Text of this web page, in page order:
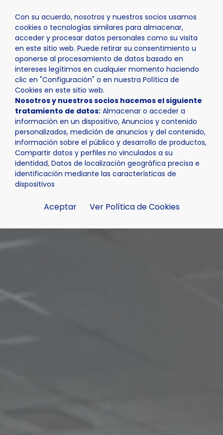
Con su acuerdo, nosotros y nuestros socios usamos
cookies o tecnologías similares para almacenar,
acceder y procesar datos personales como su visita
en este sitio web. Puede retirar su consentimiento u
oponerse al procesamiento de datos basado en
intereses legítimos en cualquier momento haciendo
clic en "Configuración" o en nuestra Política de
Cookies en este sitio web.
Nosotros y nuestros socios hacemos el siguiente
tratamiento de datos: Almacenar o acceder a
información en un dispositivo, Anuncios y contenido
personalizados, medición de anuncios y del contenido,
información sobre el público y desarrollo de productos,
Compartir datos y perfiles no vinculados a su
identidad, Datos de localización geográfica precisa e
identificación mediante las características de
dispositivos
Aceptar Ver Política de Cookies
Inicio Actualidad Noticias Noticia - 33 donantes